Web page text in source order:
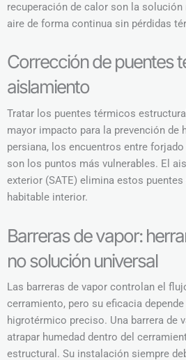
recuperación de calor son la solución
aire de forma continua sin pérdidas
Corrección de puentes
aislamiento
Tratar los puentes térmicos
mayor impacto para la prevención de
persiana, los encuentros entre
son los puntos más vulnerables. El
exterior (SATE) elimina estos
habitable interior.
Barreras de vapor:
no solución universal
Las barreras de vapor controlan el
cerramiento, pero su eficacia
higrotérmico preciso. Una barrera de
atrapar humedad dentro del
estructural. Su instalación siempre